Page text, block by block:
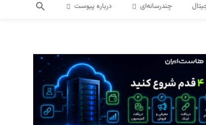
چندرسانه‌ای درباره پیوست